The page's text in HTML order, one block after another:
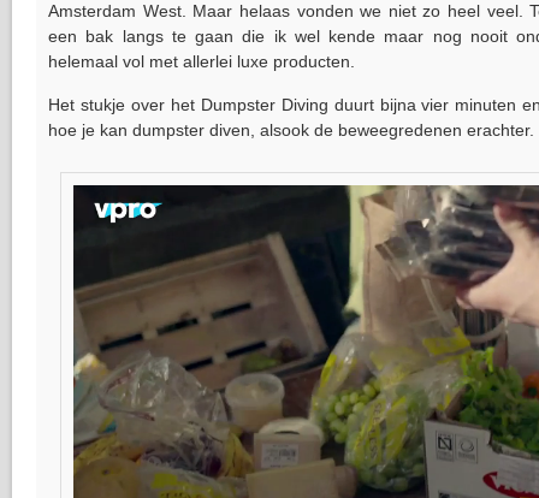
Amsterdam West. Maar helaas vonden we niet zo heel veel.
een bak langs te gaan die ik wel kende maar nog nooit
helemaal vol met allerlei luxe producten.
Het stukje over het Dumpster Diving duurt bijna vier minuten
hoe je kan dumpster diven, alsook de beweegredenen